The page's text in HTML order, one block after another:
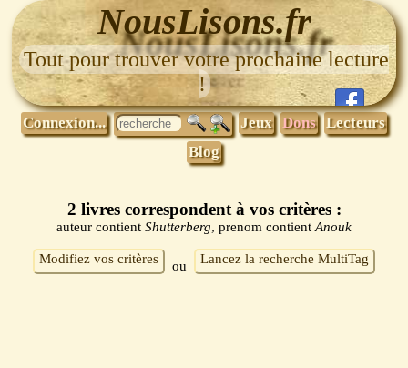
NousLisons.fr
Tout pour trouver votre prochaine lecture
!
Connexion... Jeux Dons Lecteurs
Blog
2 livres correspondent à vos critères :
auteur contient Shutterberg, prenom contientAnouk
Modifiez vos critères ou Lancez la recherche MultiTag